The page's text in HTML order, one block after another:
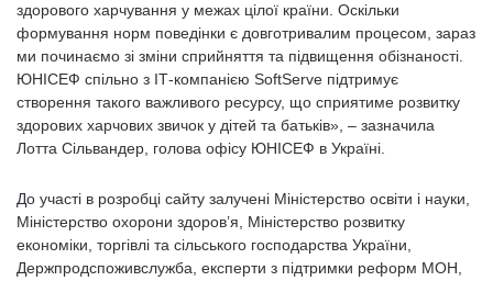
здорового харчування у межах цілої країни. Оскільки
формування норм поведінки є довготривалим процесом, зараз
ми починаємо зі зміни сприйняття та підвищення обізнаності.
ЮНІСЕФ спільно з ІТ-компанією SoftServe підтримує
створення такого важливого ресурсу, що сприятиме розвитку
здорових харчових звичок у дітей та батьків», – зазначила
Лотта Сільвандер, голова офісу ЮНІСЕФ в Україні.
До участі в розробці сайту залучені Міністерство освіти і науки,
Міністерство охорони здоров’я, Міністерство розвитку
економіки, торгівлі та сільського господарства України,
Держпродспоживслужба, експерти з підтримки реформ МОН,